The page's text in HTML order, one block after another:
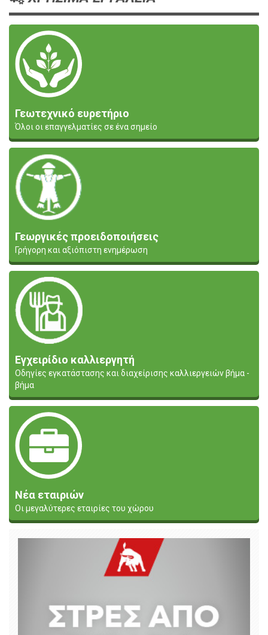
Γεωτεχνικό ευρετήριο
Όλοι οι επαγγελματίες σε ένα σημείο
Γεωργικές προειδοποιήσεις
Γρήγορη και αξιόπιστη ενημέρωση
Εγχειρίδιο καλλιεργητή
Οδηγίες εγκατάστασης και διαχείρισης καλλιεργειών βήμα -
βήμα
Νέα εταιριών
Οι μεγαλύτερες εταιρίες του χώρου